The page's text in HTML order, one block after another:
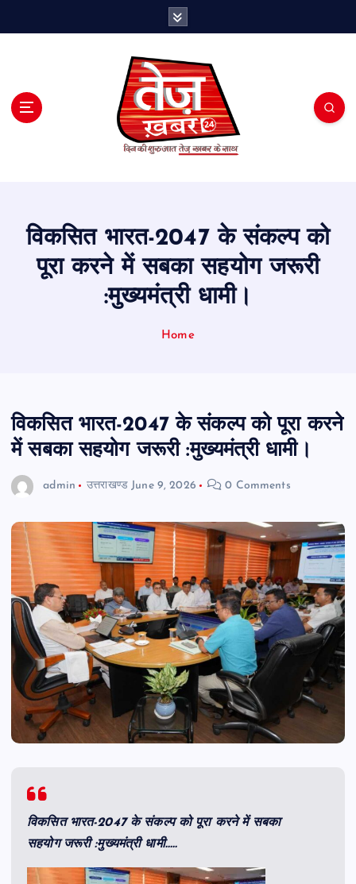
विकसित भारत-2047 के संकल्प को
पूरा करने में सबका सहयोग जरूरी
:मुख्यमंत्री धामी।
Home
विकसित भारत-2047 के संकल्प को पूरा करने
में सबका सहयोग जरूरी :मुख्यमंत्री धामी।
admin उत्तराखण्ड June 9, 2026 0 Comments
विकसित भारत-2047 के संकल्प को पूरा करने में सबका
सहयोग जरूरी :मुख्यमंत्री धामी…..